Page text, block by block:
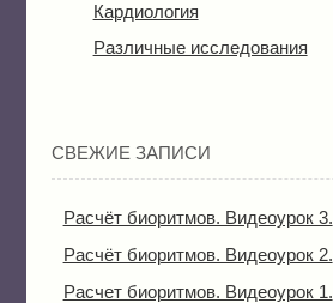
Кардиология
Различные исследования
СВЕЖИЕ ЗАПИСИ
Расчёт биоритмов. Видеоурок 3.
Расчёт биоритмов. Видеоурок 2.
Расчет биоритмов. Видеоурок 1.